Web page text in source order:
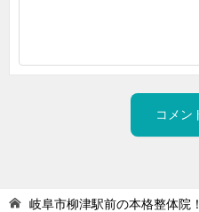
岐阜市柳津駅前の本格整体院！